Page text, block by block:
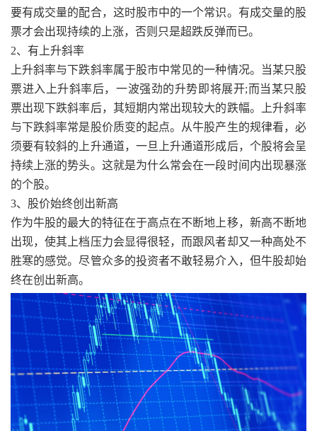
要有成交量的配合，这时股市中的一个常识。有成交量的股
票才会出现持续的上涨，否则只是超跌反弹而已。
2、有上升斜率
上升斜率与下跌斜率属于股市中常见的一种情况。当某只股
票进入上升斜率后，一波强劲的升势即将展开;而当某只股
票出现下跌斜率后，其短期内常出现较大的跌幅。上升斜率
与下跌斜率常是股价质变的起点。从牛股产生的规律看，必
须要有较斜的上升通道，一旦上升通道形成后，个股将会呈
持续上涨的势头。这就是为什么常会在一段时间内出现暴涨
的个股。
3、股价始终创出新高
作为牛股的最大的特征在于高点在不断地上移，新高不断地
出现，使其上档压力会显得很轻，而跟风者却又一种高处不
胜寒的感觉。尽管众多的投资者不敢轻易介入，但牛股却始
终在创出新高。